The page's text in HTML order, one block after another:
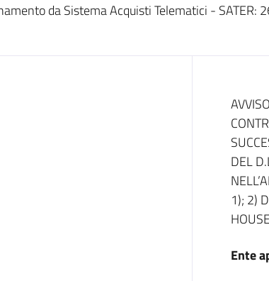
da Sistema Acquisti Telematici - SATER:
DEL
1); 2)
Ente